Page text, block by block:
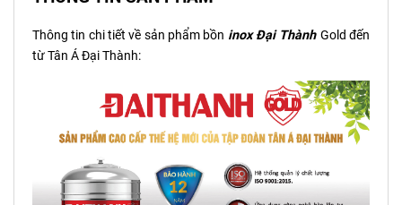
Thông tin chi tiết về sản phẩm bồn inox Đại Thành Gold đến
từ Tân Á Đại Thành: